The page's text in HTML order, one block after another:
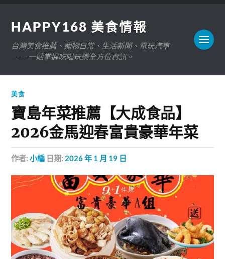
HAPPY168 美食情報
台灣美食推薦、寵物日常、生活新聞、電玩汽車
——一站掌握吃喝玩樂全方位資訊。
美食
寶島年菜推薦【大成食品】
2026金馬迎春富貴豪華年菜
作者:小編 日期: 2026 年 1 月 19 日